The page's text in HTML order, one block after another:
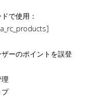
で使用：
ーのポイントを誤登